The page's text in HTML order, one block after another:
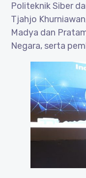
Politeknik Siber
Tjahjo
Madya dan
Negara, serta